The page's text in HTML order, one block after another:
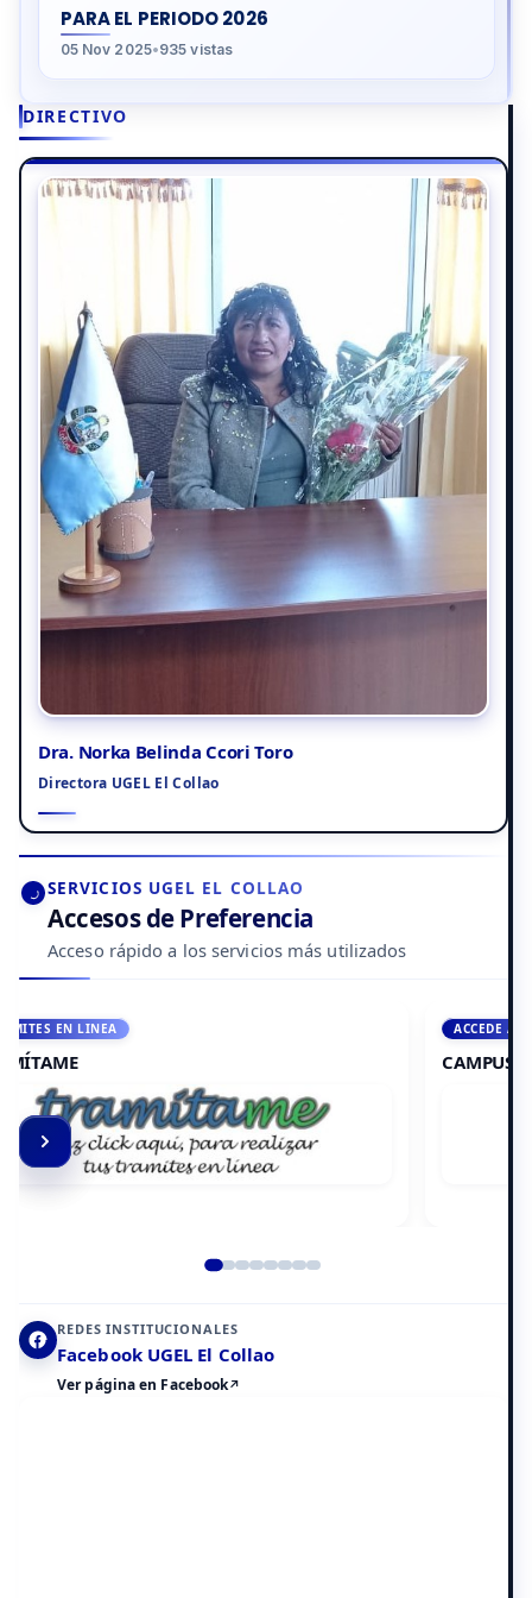
DIRECTIVO
Dra. Norka Belinda Ccori Toro
Directora UGEL El Collao
SERVICIOS UGEL EL COLLAO
Accesos de Preferencia
Acceso rápido a los servicios más utilizados
ACCEDE A AULA VIRTUAL
CAMPUS VIRTUAL
REDES INSTITUCIONALES
Facebook UGEL El Collao
Ver página en Facebook
PARA EL PERIODO 2026
05 Nov 2025•935 vistas